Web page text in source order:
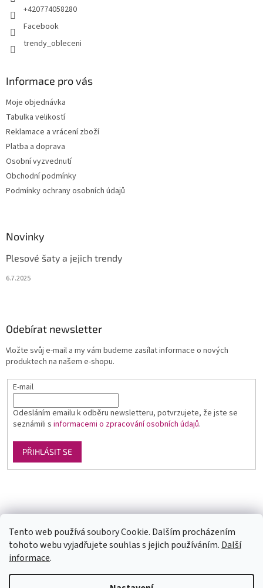
Tento web používá soubory Cookie. Dalším procházením
tohoto webu vyjadřujete souhlas s jejich používáním. Další
informace.
+420774058280
Facebook
trendy_obleceni
Informace pro vás
Moje objednávka
Tabulka velikostí
Reklamace a vrácení zboží
Platba a doprava
Osobní vyzvednutí
Obchodní podmínky
Podmínky ochrany osobních údajů
Novinky
Plesové šaty a jejich trendy
6.7.2025
Odebírat newsletter
Vložte svůj e-mail a my vám budeme zasílat informace o nových
produktech na našem e-shopu.
E-mail
Odesláním emailu k odběru newsletteru, potvrzujete, že jste se
seznámili s informacemi o zpracování osobních údajů.
PŘIHLÁSIT SE